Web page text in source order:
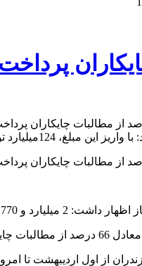
از مطالبات چایکاران پرداخت شد و
از مطالبات چایکاران شمال کشور به حسابشان واریز شد.
تومان برداشت کردند که 42 درصد آن درجه یک و بقیه درجه 2